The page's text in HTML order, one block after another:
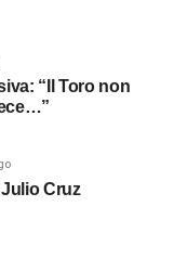
“Il Toro non
Cruz